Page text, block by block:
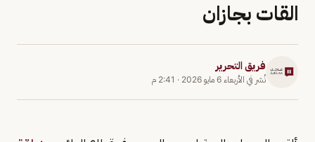
القات بجازان
فريق التحرير
نُشر في الأربعاء 6 مايو 2026 · 2:41 م